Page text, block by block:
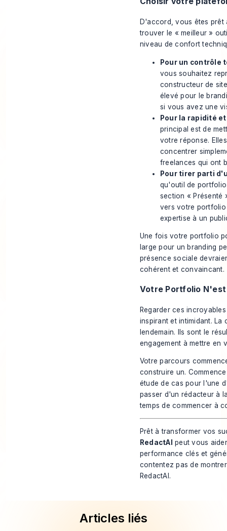
D'accord, vous êtes prêt
trouver le « meilleur »
niveau de confort
Pour un contrôle
vous souhaitez
constructeur de
élevé pour le
si vous avez une
Pour la rapidité
principal est de
votre réponse.
concentrer
freelances qui ont
Pour tirer parti
qu'outil de
section « Présenté
vers votre portfolio
expertise à un
Une fois votre portfolio
large pour un branding
présence sociale
cohérent et convaincant.
Votre Portfolio N'est
Regarder ces
inspirant et intimidant.
lendemain. Ils sont le
engagement à mettre en
Votre parcours
construire un.
étude de cas pour l'une
passer d'un rédacteur à
temps de commencer à
Prêt à transformer vos
RedactAI peut vous
performance clés et
contentez pas de
RedactAI .
Articles liés